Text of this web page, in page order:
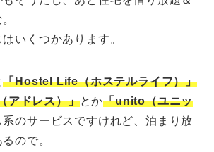
いくつかあります。
「Hostel Life（ホステルライフ）」
アドレス）」とか「unito（ユニッ
系のサービスですけれど、泊まり放
ので。